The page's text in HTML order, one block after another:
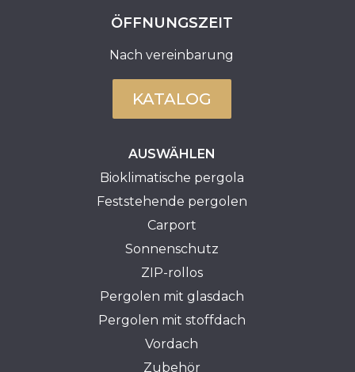
ÖFFNUNGSZEIT
Nach vereinbarung
KATALOG
AUSWÄHLEN
Bioklimatische pergola
Feststehende pergolen
Carport
Sonnenschutz
ZIP-rollos
Pergolen mit glasdach
Pergolen mit stoffdach
Vordach
Zubehör